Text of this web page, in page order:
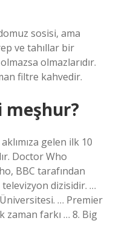
sosisi, ama
ve tahıllar bir
olmazlarıdır.
filtre kahvedir.
meşhur?
gelen ilk 10
Doctor Who
BBC tarafından
dizisidir. …
… Premier
zaman farkı … 8. Big